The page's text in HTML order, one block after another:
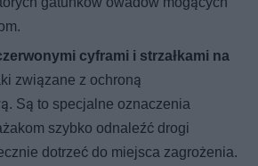
cyframi i strzałkami na
związane z ochroną
Są to specjalne oznaczenia
szybko odnaleźć drogi
dotrzeć do miejsca zagrożenia.